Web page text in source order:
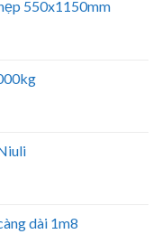
550x1150mm
dài 1m8